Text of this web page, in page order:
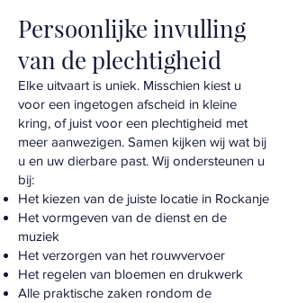
Persoonlijke invulling
van de plechtigheid
Elke uitvaart is uniek. Misschien kiest u
voor een ingetogen afscheid in kleine
kring, of juist voor een plechtigheid met
meer aanwezigen. Samen kijken wij wat bij
u en uw dierbare past. Wij ondersteunen u
bij:
Het kiezen van de juiste locatie in Rockanje
Het vormgeven van de dienst en de
muziek
Het verzorgen van het rouwvervoer
Het regelen van bloemen en drukwerk
Alle praktische zaken rondom de